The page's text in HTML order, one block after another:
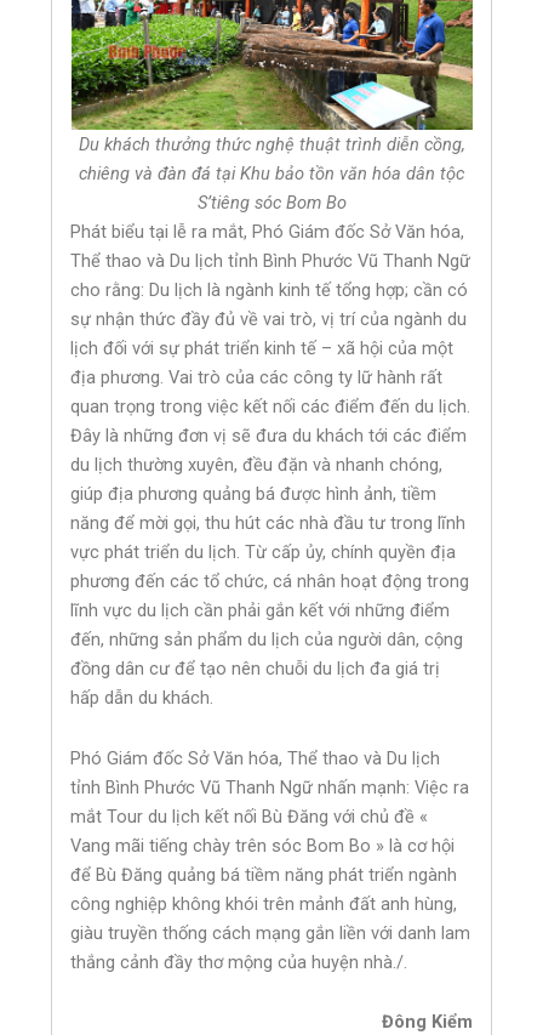
Du khách thưởng thức nghệ thuật trình diễn cồng,
chiêng và đàn đá tại Khu bảo tồn văn hóa dân tộc
S’tiêng sóc Bom Bo
Phát biểu tại lễ ra mắt, Phó Giám đốc Sở Văn hóa,
Thể thao và Du lịch tỉnh Bình Phước Vũ Thanh Ngữ
cho rằng: Du lịch là ngành kinh tế tổng hợp; cần có
sự nhận thức đầy đủ về vai trò, vị trí của ngành du
lịch đối với sự phát triển kinh tế – xã hội của một
địa phương. Vai trò của các công ty lữ hành rất
quan trọng trong việc kết nối các điểm đến du lịch.
Đây là những đơn vị sẽ đưa du khách tới các điểm
du lịch thường xuyên, đều đặn và nhanh chóng,
giúp địa phương quảng bá được hình ảnh, tiềm
năng để mời gọi, thu hút các nhà đầu tư trong lĩnh
vực phát triển du lịch. Từ cấp ủy, chính quyền địa
phương đến các tổ chức, cá nhân hoạt động trong
lĩnh vực du lịch cần phải gắn kết với những điểm
đến, những sản phẩm du lịch của người dân, cộng
đồng dân cư để tạo nên chuỗi du lịch đa giá trị
hấp dẫn du khách.
Phó Giám đốc Sở Văn hóa, Thể thao và Du lịch
tỉnh Bình Phước Vũ Thanh Ngữ nhấn mạnh: Việc ra
mắt Tour du lịch kết nối Bù Đăng với chủ đề «
Vang mãi tiếng chày trên sóc Bom Bo » là cơ hội
để Bù Đăng quảng bá tiềm năng phát triển ngành
công nghiệp không khói trên mảnh đất anh hùng,
giàu truyền thống cách mạng gắn liền với danh lam
thắng cảnh đầy thơ mộng của huyện nhà./.
Đông Kiểm